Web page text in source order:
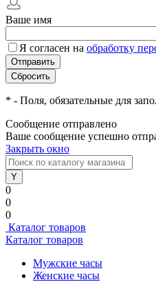
Ваше имя
Я согласен на обработку
* - Поля, обязательные для
Сообщение отправлено
Ваше сообщение успешно
Закрыть окно
0
0
0
Каталог товаров
Каталог товаров
Мужские часы
Женские часы